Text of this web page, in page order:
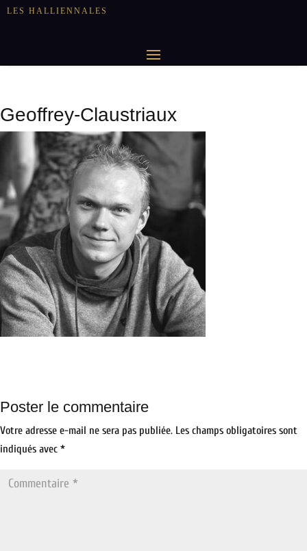
LES HALLIENNALES
Geoffrey-Claustriaux
Poster le commentaire
Votre adresse e-mail ne sera pas publiée. Les champs obligatoires sont
indiqués avec *